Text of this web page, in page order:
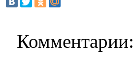
Комментарии: